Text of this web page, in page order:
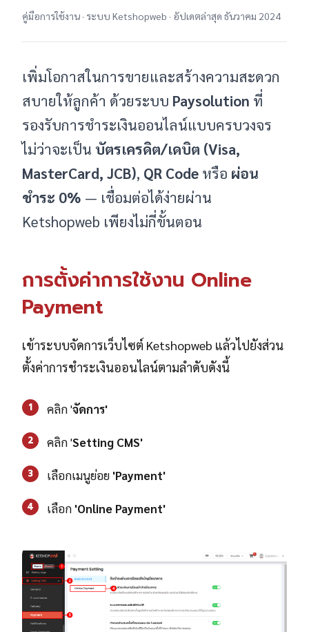
คู่มือการใช้งาน · ระบบ Ketshopweb · อัปเดตล่าสุด ธันวาคม 2024
เพิ่มโอกาสในการขายและสร้างความสะดวก
สบายให้ลูกค้า ด้วยระบบ Paysolution ที่
รองรับการชำระเงินออนไลน์แบบครบวงจร
ไม่ว่าจะเป็น บัตรเครดิต/เดบิต (Visa,
MasterCard, JCB), QR Code หรือ ผ่อน
ชำระ 0% — เชื่อมต่อได้ง่ายผ่าน
Ketshopweb เพียงไม่กี่ขั้นตอน
การตั้งค่าการใช้งาน Online
Payment
เข้าระบบจัดการเว็บไซต์ Ketshopweb แล้วไปยังส่วน
ตั้งค่าการชำระเงินออนไลน์ตามลำดับดังนี้
1 คลิก 'จัดการ'
2 คลิก 'Setting CMS'
3 เลือกเมนูย่อย 'Payment'
4 เลือก 'Online Payment'